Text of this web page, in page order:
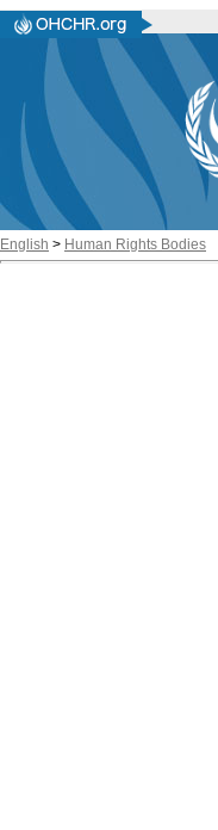
English > Human Rights Bodies